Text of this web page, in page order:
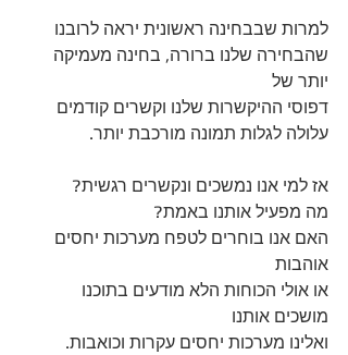
למרות שבבחינה ראשונית יראה לרובנו
שהבחירה שלנו ברורה, בחינה מעמיקה
יותר של
דפוסי ההיקשרות שלנו וקשרים קודמים
עלולה לגלות תמונה מורכבת יותר.
אז למי אנו נמשכים ונקשרים רגשית?
מה מפעיל אותנו באמת?
האם אנו בוחרים לטפח מערכות יחסים
אוהבות
או אולי הכוחות הלא מודעים בתוכנו
מושכים אותנו
ואלינו מערכות יחסים עקרות וכואבות.